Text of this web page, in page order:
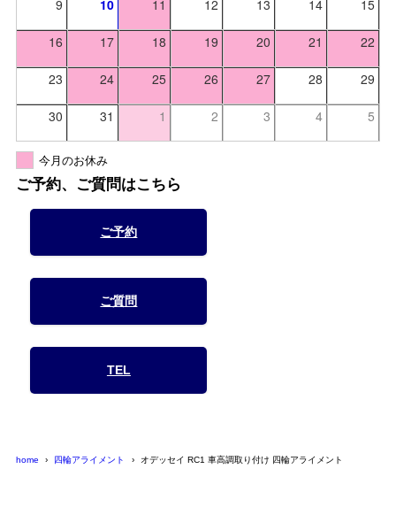
9 10 11 12 13 14 15
16 17 18 19 20 21 22
23 24 25 26 27 28 29
30 31 1 2 3 4 5
今月のお休み
ご予約、ご質問はこちら
ご予約
ご質問
TEL
home 四輪アライメント オデッセイ RC1 車高調取り付け 四輪アライメント